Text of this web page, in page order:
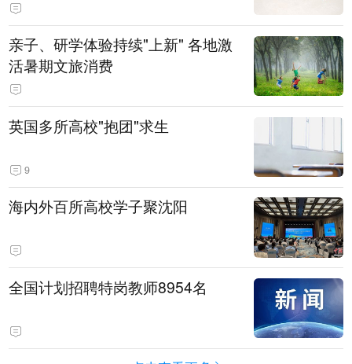
亲子、研学体验持续"上新" 各地激
活暑期文旅消费
英国多所高校"抱团"求生
9
海内外百所高校学子聚沈阳
全国计划招聘特岗教师8954名